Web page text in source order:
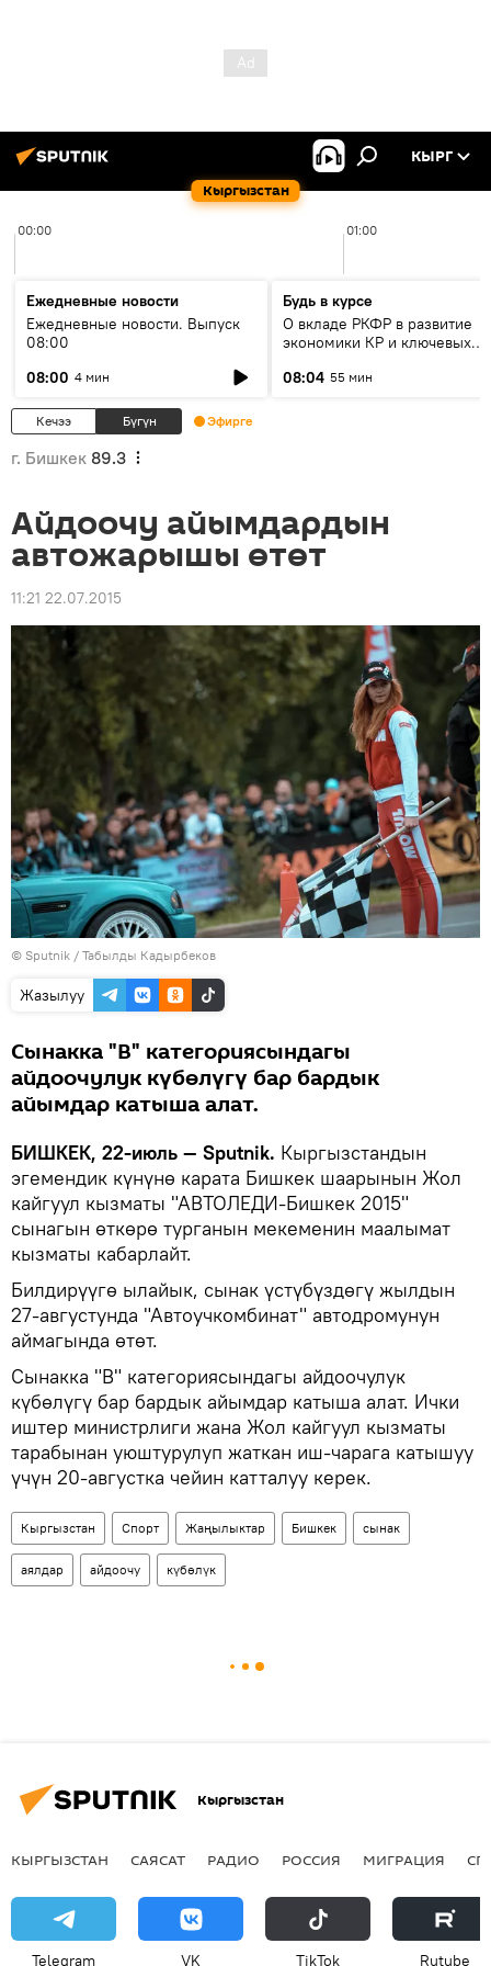
Кыргызстан
КЫРГ
00:00 01:00
Ежедневные новости
Ежедневные новости. Выпуск
08:00
08:00 4 мин
Будь в курсе
О вкладе РКФР в развитие
экономики КР и ключевых
08:04 55 мин
Кечээ Бүгүн Эфирге
г. Бишкек 89.3
Айдоочу айымдардын
автожарышы өтөт
11:21 22.07.2015
© Sputnik / Табылды Кадырбеков
Жазылуу
Сынакка "В" категориясындагы
айдоочулук күбөлүгү бар бардык
айымдар катыша алат.
БИШКЕК, 22-июль — Sputnik. Кыргызстандын
эгемендик күнүнө карата Бишкек шаарынын Жол
кайгуул кызматы "АВТОЛЕДИ-Бишкек 2015"
сынагын өткөрө турганын мекеменин маалымат
кызматы кабарлайт.
Билдирүүгө ылайык, сынак үстүбүздөгү жылдын
27-августунда "Автоучкомбинат" автодромунун
аймагында өтөт.
Сынакка "В" категориясындагы айдоочулук
күбөлүгү бар бардык айымдар катыша алат. Ички
иштер министрлиги жана Жол кайгуул кызматы
тарабынан уюштурулуп жаткан иш-чарага катышуу
үчүн 20-августка чейин катталуу керек.
Кыргызстан Спорт Жаңылыктар Бишкек сынак
аялдар айдоочу күбөлүк
Кыргызстан
КЫРГЫЗСТАН САЯСАТ РАДИО РОССИЯ МИГРАЦИЯ
Telegram VK ТikТоk Rutube